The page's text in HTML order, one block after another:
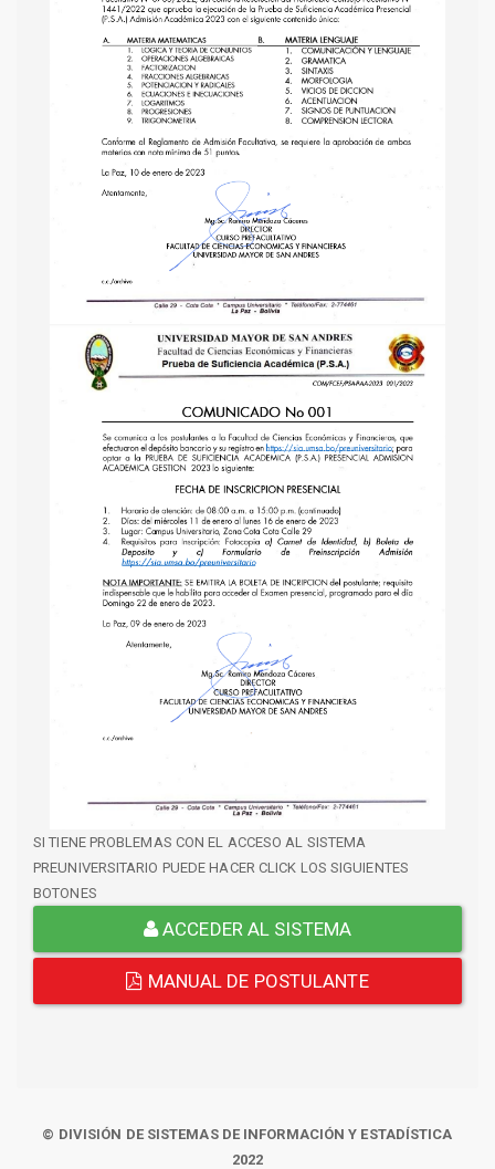
SI TIENE PROBLEMAS CON EL ACCESO AL SISTEMA
PREUNIVERSITARIO PUEDE HACER CLICK LOS SIGUIENTES
BOTONES
ACCEDER AL SISTEMA
MANUAL DE POSTULANTE
© DIVISIÓN DE SISTEMAS DE INFORMACIÓN Y ESTADÍSTICA
2022